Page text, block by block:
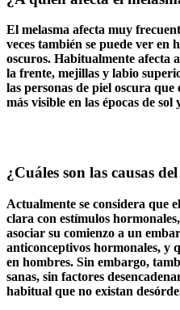
El melasma afecta muy
veces también se puede ver en
oscuros. Habitualmente afecta
la frente, mejillas y labio
las personas de piel oscura que
más visible en las épocas de sol
¿Cuáles son las causas
Actualmente se considera que
clara con estímulos
asociar su comienzo a un
anticonceptivos hormonales, y
en hombres. Sin embargo,
sanas, sin factores
habitual que no existan